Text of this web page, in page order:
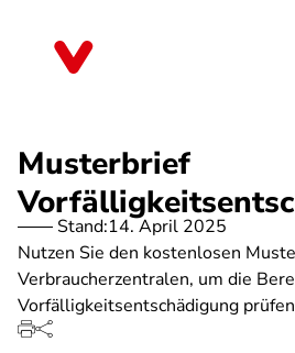
Musterbrief
Stand:14. April 2025
Nutzen Sie den kostenlosen
Verbraucherzentralen, um die
Vorfälligkeitsentschädigung